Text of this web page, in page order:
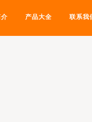
产品大全 联系我